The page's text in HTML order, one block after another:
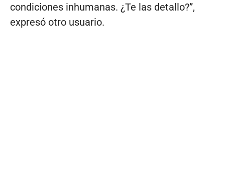
condiciones inhumanas. ¿Te las detallo?”,
expresó otro usuario.